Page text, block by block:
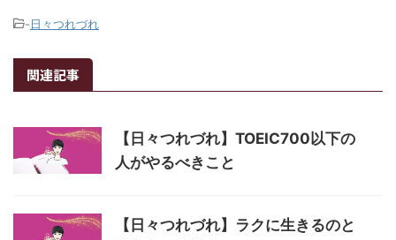
-日々つれづれ
関連記事
【日々つれづれ】TOEIC700以下の
人がやるべきこと
【日々つれづれ】ラクに生きるのと